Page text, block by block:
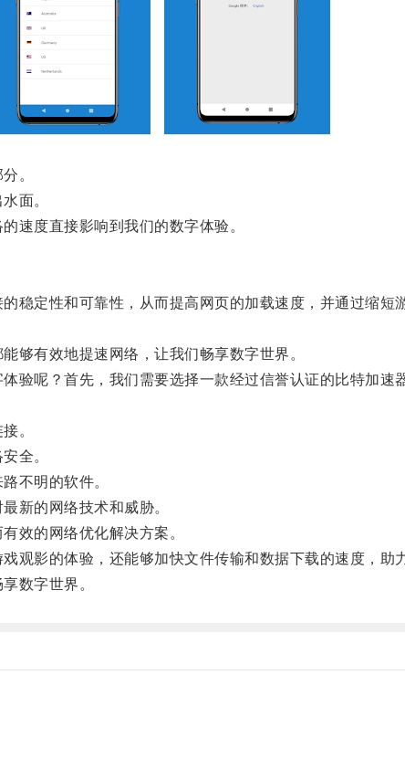
。
面。
度直接影响到我们的数字体验。
定性和可靠性，从而提高网页的加载速度，并通过缩短
有效地提速网络，让我们畅享数字世界。
呢？首先，我们需要选择一款经过信誉认证的比特加速
。
全。
不明的软件。
新的网络技术和威胁。
效的网络优化解决方案。
影的体验，还能够加快文件传输和数据下载的速度，助
数字世界。